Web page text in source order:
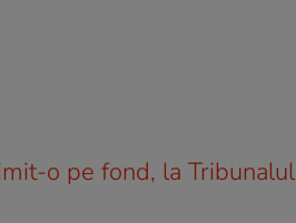
o pe fond, la Tribunalul